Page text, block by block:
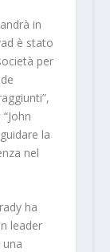
in
è stato
per
la
nel
ha
leader